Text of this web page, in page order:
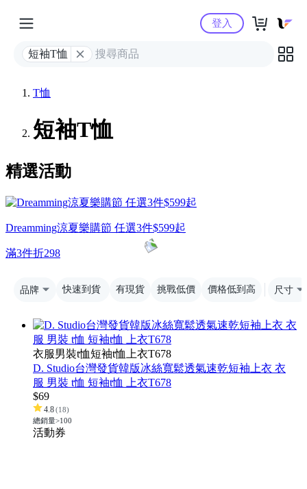
Yahoo購物中心
短袖T恤
登入
T恤
短袖T恤
精選活動
Dreamming涼夏樂購節 任選3件$599起
滿3件折298
品牌 快速到貨 有現貨 挑戰低價 價格低到高 尺寸
衣服男裝t恤短袖t恤上衣T678
D. Studio台灣發貨韓版冰絲寬鬆透氣速乾短袖上衣 衣
服 男裝 t恤 短袖t恤 上衣T678
$69
4.8(18)
總銷量>100
活動券